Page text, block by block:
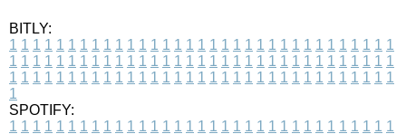
BITLY:
1 1 1 1 1 1 1 1 1 1 1 1 1 1 1 1 1 1 1 1 1 1 1 1 1 1 1 1 1 1 1 1 1
1 1 1 1 1 1 1 1 1 1 1 1 1 1 1 1 1 1 1 1 1 1 1 1 1 1 1 1 1 1 1 1 1
1 1 1 1 1 1 1 1 1 1 1 1 1 1 1 1 1 1 1 1 1 1 1 1 1 1 1 1 1 1 1 1 1
1
SPOTIFY:
1 1 1 1 1 1 1 1 1 1 1 1 1 1 1 1 1 1 1 1 1 1 1 1 1 1 1 1 1 1 1 1 1